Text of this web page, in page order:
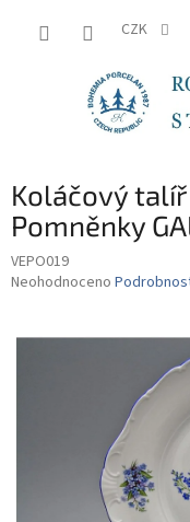
CZK
Koláčový
Pomněnky
VEPO019
Průměrné
je
Neohodnoceno